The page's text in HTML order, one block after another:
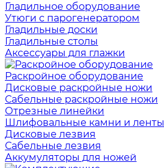
Гладильное оборудование
Утюги с парогенератором
Гладильные доски
Гладильные столы
Аксессуары для глажки
Раскройное оборудование
Дисковые раскройные ножи
Сабельные раскройные ножи
Отрезные линейки
Шлифовальные камни и ленты
Дисковые лезвия
Сабельные лезвия
Аккумуляторы для ножей